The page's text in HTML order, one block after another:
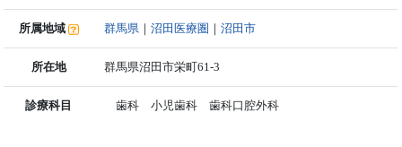
所属地域 群馬県 ｜沼田医療圏 ｜沼田市
所在地 群馬県沼田市栄町61-3
診療科目 歯科 小児歯科 歯科口腔外科